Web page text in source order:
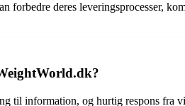
deres leveringsprocesser,
til information, og hurtig respons fra